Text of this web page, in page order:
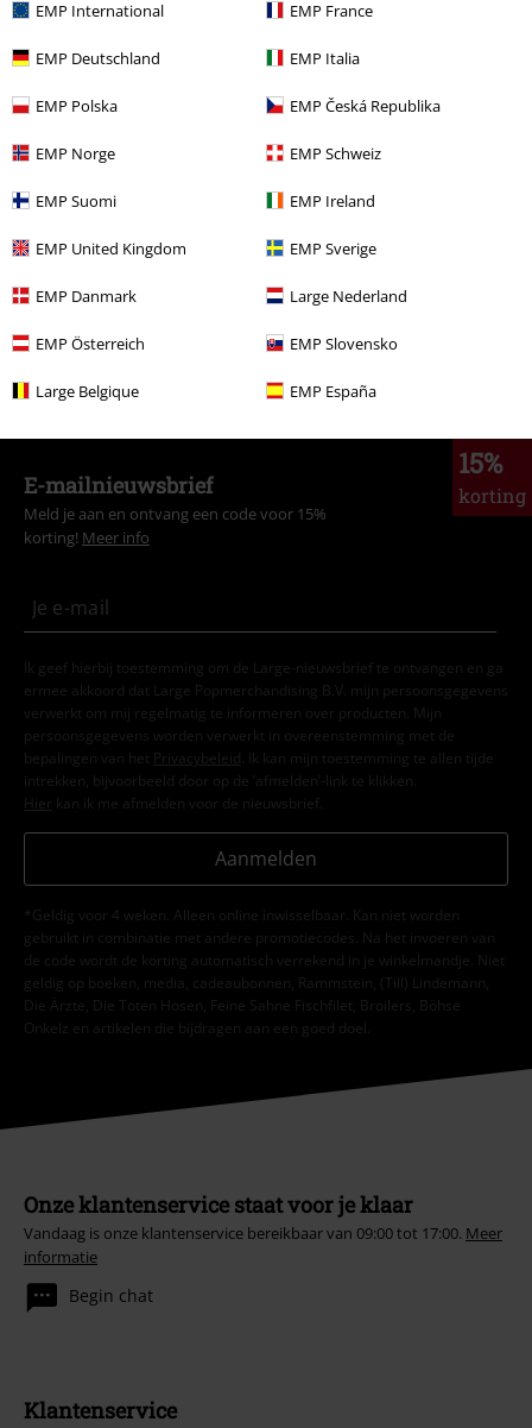
EMP International EMP France
EMP Deutschland EMP Italia
EMP Polska EMP Česká Republika
EMP Norge EMP Schweiz
EMP Suomi EMP Ireland
EMP United Kingdom EMP Sverige
EMP Danmark Large Nederland
EMP Österreich EMP Slovensko
Large Belgique EMP España
Adviesprijs € 24,99
Entertainment
Cartoon T-shirts en tops
T-shirts
15%
korting
E-mailnieuwsbrief
Meld je aan en ontvang een code voor 15%
korting! Meer info
Ik geef hierbij toestemming om de Large-nieuwsbrief te ontvangen en ga
ermee akkoord dat Large Popmerchandising B.V. mijn persoonsgegevens
verwerkt om mij regelmatig te informeren over producten. Mijn
persoonsgegevens worden verwerkt in overeenstemming met de
bepalingen van het
Privacybeleid . Ik kan mijn toestemming te allen tijde
intrekken, bijvoorbeeld door op de ‘afmelden’-link te klikken.
Hier kan ik me afmelden voor de nieuwsbrief.
Aanmelden
*Geldig voor 4 weken. Alleen online inwisselbaar. Kan niet worden
gebruikt in combinatie met andere promotiecodes. Na het invoeren van
de code wordt de korting automatisch verrekend in je winkelmandje. Niet
geldig op boeken, media, cadeaubonnen, Rammstein, (Till) Lindemann,
Die Ärzte, Die Toten Hosen, Feine Sahne Fischfilet, Broilers, Böhse
Onkelz en artikelen die bijdragen aan een goed doel.
Onze klantenservice staat voor je klaar
Vandaag is onze klantenservice bereikbaar van 09:00 tot 17:00. Meer
informatie
Begin chat
Klantenservice